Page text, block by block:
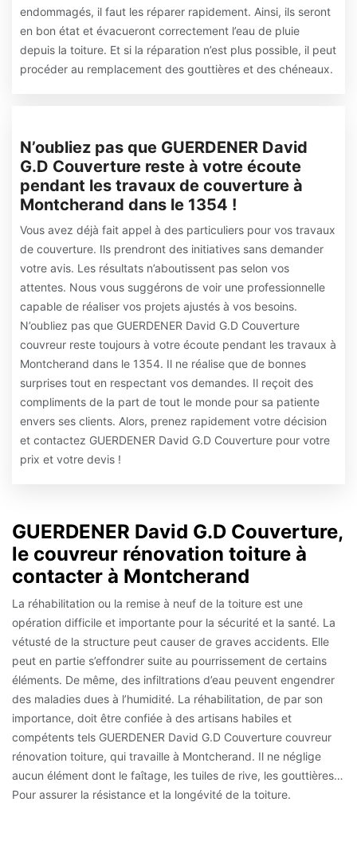
endommagés, il faut les réparer rapidement. Ainsi, ils seront
en bon état et évacueront correctement l’eau de pluie
depuis la toiture. Et si la réparation n’est plus possible, il peut
procéder au remplacement des gouttières et des chéneaux.
N’oubliez pas que GUERDENER David
G.D Couverture reste à votre écoute
pendant les travaux de couverture à
Montcherand dans le 1354 !
Vous avez déjà fait appel à des particuliers pour vos travaux
de couverture. Ils prendront des initiatives sans demander
votre avis. Les résultats n’aboutissent pas selon vos
attentes. Nous vous suggérons de voir une professionnelle
capable de réaliser vos projets ajustés à vos besoins.
N’oubliez pas que GUERDENER David G.D Couverture
couvreur reste toujours à votre écoute pendant les travaux à
Montcherand dans le 1354. Il ne réalise que de bonnes
surprises tout en respectant vos demandes. Il reçoit des
compliments de la part de tout le monde pour sa patiente
envers ses clients. Alors, prenez rapidement votre décision
et contactez GUERDENER David G.D Couverture pour votre
prix et votre devis !
GUERDENER David G.D Couverture,
le couvreur rénovation toiture à
contacter à Montcherand
La réhabilitation ou la remise à neuf de la toiture est une
opération difficile et importante pour la sécurité et la santé. La
vétusté de la structure peut causer de graves accidents. Elle
peut en partie s’effondrer suite au pourrissement de certains
éléments. De même, des infiltrations d’eau peuvent engendrer
des maladies dues à l’humidité. La réhabilitation, de par son
importance, doit être confiée à des artisans habiles et
compétents tels GUERDENER David G.D Couverture couvreur
rénovation toiture, qui travaille à Montcherand. Il ne néglige
aucun élément dont le faîtage, les tuiles de rive, les gouttières…
Pour assurer la résistance et la longévité de la toiture.